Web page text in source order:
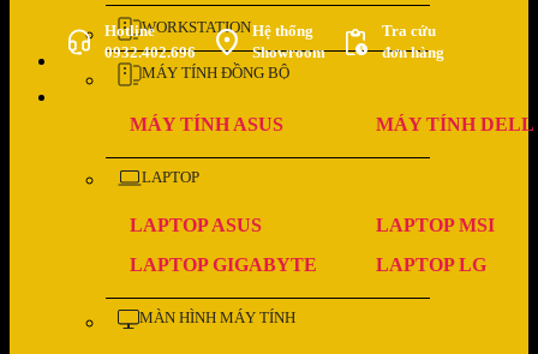
Hotline
0932.402.696
Hệ thống
Showroom
Tra cứu
đơn hàng
WORKSTATION
MÁY TÍNH ĐỒNG BỘ
MÁY TÍNH ASUS MÁY TÍNH DELL
LAPTOP
LAPTOP ASUS
LAPTOP MSI
LAPTOP GIGABYTE
LAPTOP LG
MÀN HÌNH MÁY TÍNH